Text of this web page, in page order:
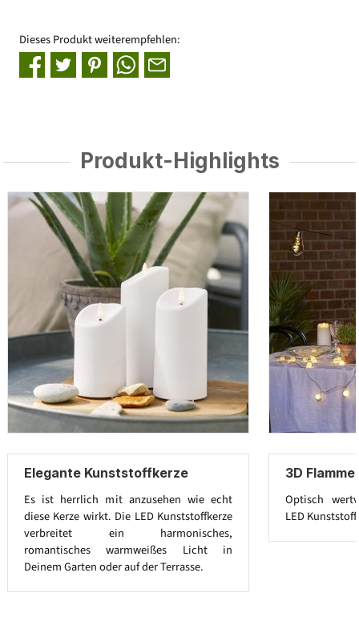
Dieses Produkt weiterempfehlen:
Produkt-Highlights
Elegante Kunststoffkerze
Es ist herrlich mit anzusehen wie echt
diese Kerze wirkt. Die LED Kunststoffkerze
verbreitet ein harmonisches,
romantisches warmweißes Licht in
Deinem Garten oder auf der Terrasse.
3D Flamme
Optisch
LED